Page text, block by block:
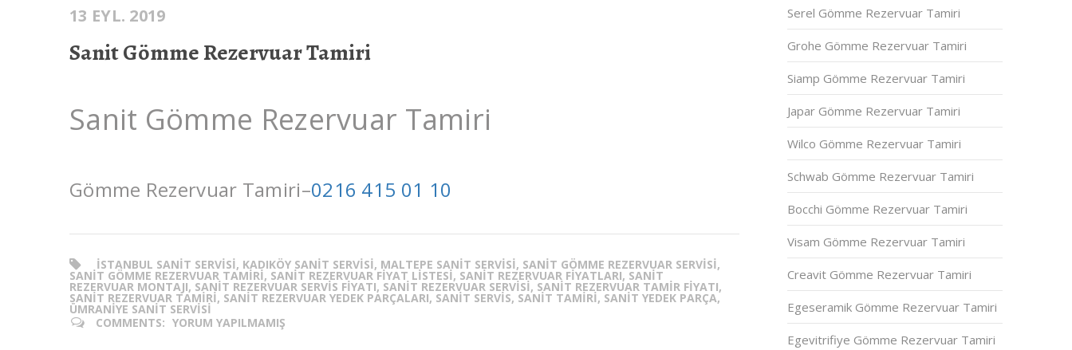
13 EYL. 2019
Sanit Gömme Rezervuar Tamiri
Sanit Gömme Rezervuar Tamiri
Gömme Rezervuar Tamiri–0216 415 01 10
ISTANBUL SANIT SERVISI, KADIKÖY SANIT SERVISI, MALTEPE SANIT SERVISI, SANIT GÖMME REZERVUAR SERVISI,
SANIT GÖMME REZERVUAR TAMIRI, SANIT REZERVUAR FIYAT LISTESI, SANIT REZERVUAR FIYATLARI, SANIT
REZERVUAR MONTAJI, SANIT REZERVUAR SERVIS FIYATI, SANIT REZERVUAR SERVISI, SANIT REZERVUAR TAMIR FIYATI,
SANIT REZERVUAR TAMIRI, SANIT REZERVUAR YEDEK PARÇALARI, SANIT SERVIS, SANIT TAMIRI, SANIT YEDEK PARÇA,
ÜMRANIYE SANIT SERVISI
COMMENTS: YORUM YAPILMAMIŞ
Serel Gömme Rezervuar Tamiri
Grohe Gömme Rezervuar Tamiri
Siamp Gömme Rezervuar Tamiri
Japar Gömme Rezervuar Tamiri
Wilco Gömme Rezervuar Tamiri
Schwab Gömme Rezervuar Tamiri
Bocchi Gömme Rezervuar Tamiri
Visam Gömme Rezervuar Tamiri
Creavit Gömme Rezervuar Tamiri
Egeseramik Gömme Rezervuar Tamiri
Egevitrifiye Gömme Rezervuar Tamiri